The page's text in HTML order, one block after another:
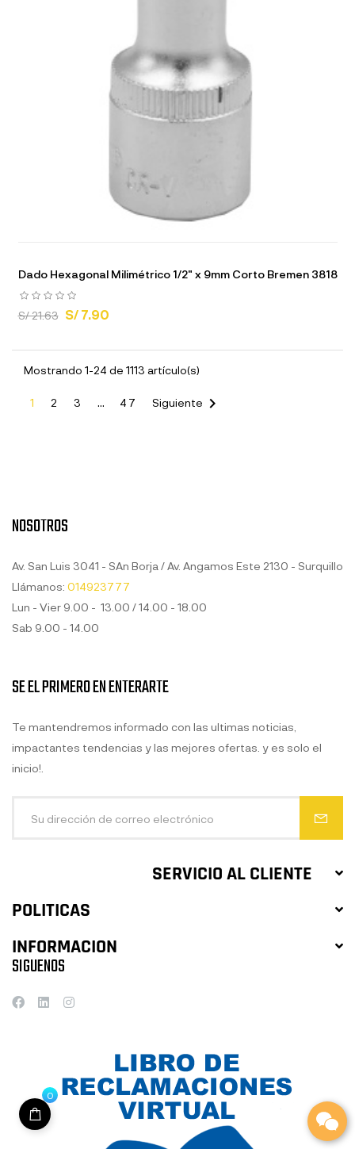
Dado Hexagonal Milimétrico 1/2" x 9mm Corto Bremen 3818
S/ 21.63 S/ 7.90
Mostrando 1-24 de 1113 artículo(s)
1 2 3 … 47 Siguiente 
NOSOTROS
Av. San Luis 3041 - SAn Borja / Av. Angamos Este 2130 - Surquillo
Llámanos: 014923777
Lun - Vier 9.00 - 13.00 / 14.00 - 18.00
Sab 9.00 - 14.00
SERVICIO AL CLIENTE
POLITICAS
INFORMACION
SE EL PRIMERO EN ENTERARTE
Te mantendremos informado con las ultimas noticias,
impactantes tendencias y las mejores ofertas. y es solo el
inicio!.
SIGUENOS
0